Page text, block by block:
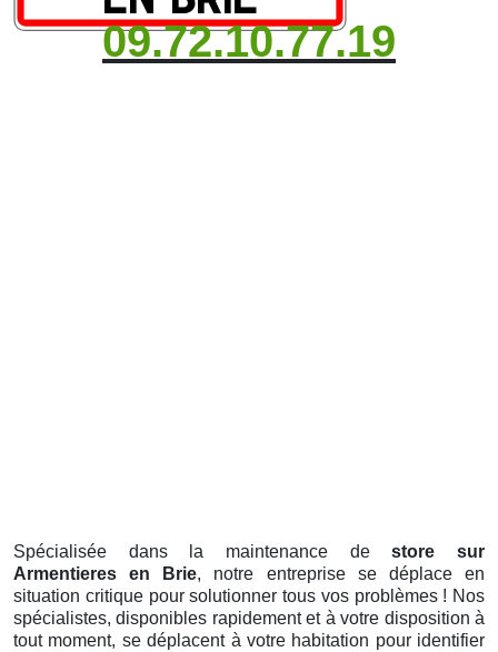
09.72.10.77.19
Spécialisée dans la maintenance destore sur
Armentieres en Brie, notre entreprise se déplace en
situation critique pour solutionner tous vos problèmes ! Nos
spécialistes, disponibles rapidement et à votre disposition à
tout moment, se déplacent à votre habitation pour identifier